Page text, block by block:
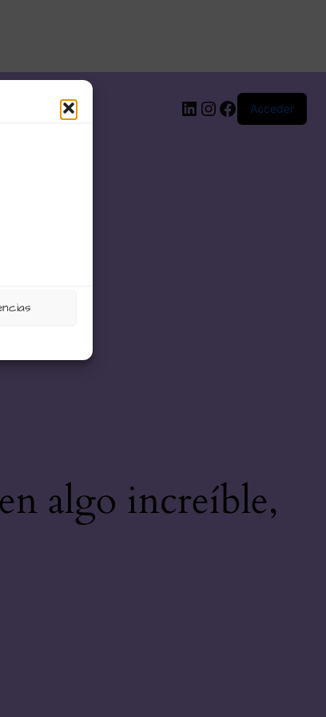
LinkedIn
Instagram
Facebook
Acceder
algo increíble,